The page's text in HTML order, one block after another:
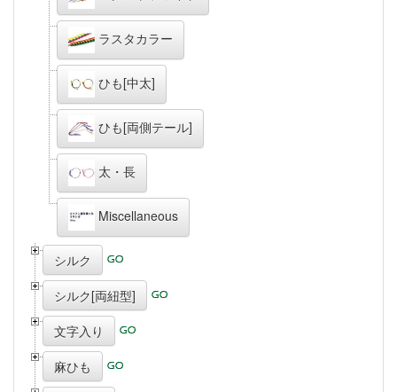
ラスタカラー
ひも[中太]
ひも[両側テール]
太・長
Miscellaneous
シルク
シルク[両紐型]
文字入り
麻ひも